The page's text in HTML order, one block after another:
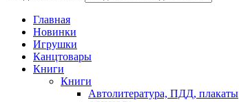
Главная
Новинки
Игрушки
Канцтовары
Книги
Книги
Автолитература, ПДД, плакаты